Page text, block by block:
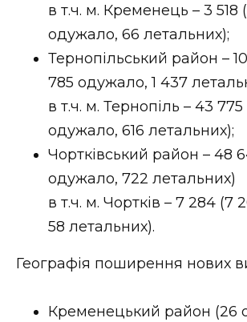
в т.ч. м. Кременець – 3 518
одужало, 66 летальних);
Тернопільський район –
785 одужало, 1 437
в т.ч. м. Тернопіль – 43
одужало, 616 летальних);
Чортківський район – 48
одужало, 722 летальних)
в т.ч. м. Чортків – 7 284 (7
58 летальних).
Географія поширення нових
Кременецький район (26